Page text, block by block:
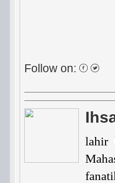
Follow on:
lahir